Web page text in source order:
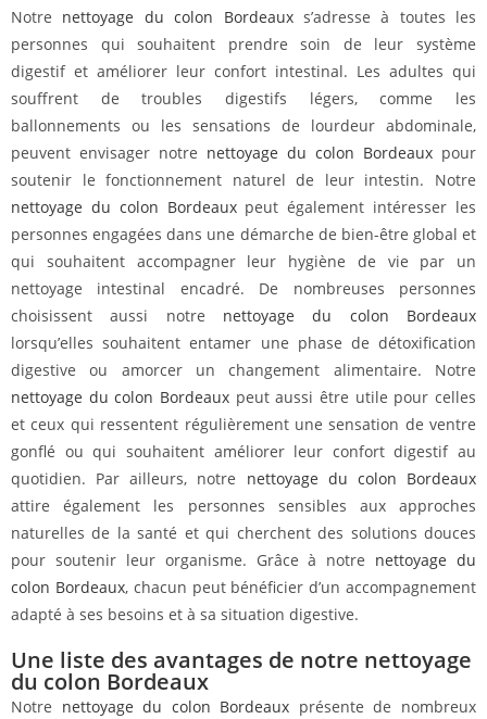
Notre nettoyage du colon Bordeauxs’adresse à toutes les
personnes qui souhaitent prendre soin de leur système
digestif et améliorer leur confort intestinal. Les adultes qui
souffrent de troubles digestifs légers, comme les
ballonnements ou les sensations de lourdeur abdominale,
peuvent envisager notre nettoyage du colon Bordeaux pour
soutenir le fonctionnement naturel de leur intestin. Notre
nettoyage du colon Bordeauxpeut également intéresser les
personnes engagées dans une démarche de bien-être global et
qui souhaitent accompagner leur hygiène de vie par un
nettoyage intestinal encadré. De nombreuses personnes
choisissent aussi notre nettoyage du colon Bordeaux
lorsqu’elles souhaitent entamer une phase de détoxification
digestive ou amorcer un changement alimentaire. Notre
nettoyage du colon Bordeaux peut aussi être utile pour celles
et ceux qui ressentent régulièrement une sensation de ventre
gonflé ou qui souhaitent améliorer leur confort digestif au
quotidien. Par ailleurs, notre nettoyage du colon Bordeaux
attire également les personnes sensibles aux approches
naturelles de la santé et qui cherchent des solutions douces
pour soutenir leur organisme. Grâce à notre nettoyage du
colon Bordeaux, chacun peut bénéficier d’un accompagnement
adapté à ses besoins et à sa situation digestive.
Une liste des avantages de notre nettoyage
du colon Bordeaux
Notre nettoyage du colon Bordeaux présente de nombreux